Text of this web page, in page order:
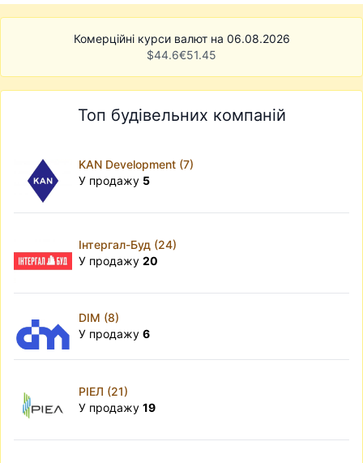
Комерційні курси валют на 06.08.2026
$44.6€51.45
Топ будівельних компаній
KAN Development (7)
У продажу 5
Інтергал-Буд (24)
У продажу 20
DIM (8)
У продажу 6
РІЕЛ (21)
У продажу 19